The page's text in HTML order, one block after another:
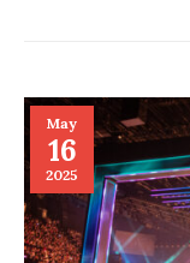
May
16
2025